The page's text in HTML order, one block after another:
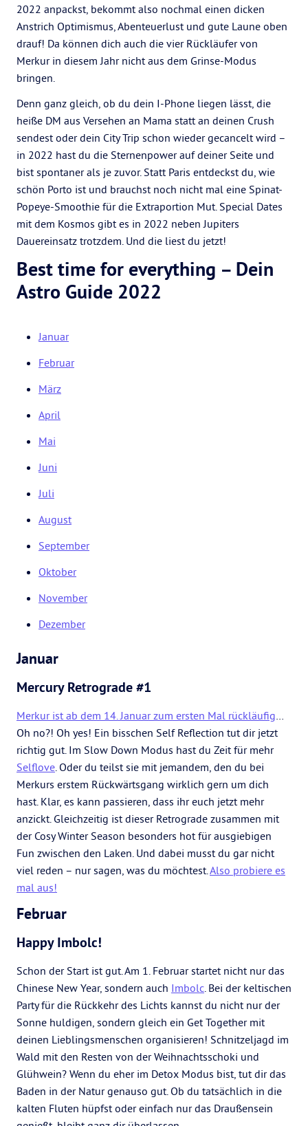
2022 anpackst, bekommt also nochmal einen dicken
Anstrich Optimismus, Abenteuerlust und gute Laune oben
drauf! Da können dich auch die vier Rückläufer von
Merkur in diesem Jahr nicht aus dem Grinse-Modus
bringen.
Denn ganz gleich, ob du dein I-Phone liegen lässt, die
heiße DM aus Versehen an Mama statt an deinen Crush
sendest oder dein City Trip schon wieder gecancelt wird –
in 2022 hast du die Sternenpower auf deiner Seite und
bist spontaner als je zuvor. Statt Paris entdeckst du, wie
schön Porto ist und brauchst noch nicht mal eine Spinat-
Popeye-Smoothie für die Extraportion Mut. Special Dates
mit dem Kosmos gibt es in 2022 neben Jupiters
Dauereinsatz trotzdem. Und die liest du jetzt!
Best time for everything – Dein
Astro Guide 2022
Januar
Februar
März
April
Mai
Juni
Juli
August
September
Oktober
November
Dezember
Januar
Mercury Retrograde #1
Merkur ist ab dem 14. Januar zum ersten Mal rückläufig…
Oh no?! Oh yes! Ein bisschen Self Reflection tut dir jetzt
richtig gut. Im Slow Down Modus hast du Zeit für mehr
Selflove. Oder du teilst sie mit jemandem, den du bei
Merkurs erstem Rückwärtsgang wirklich gern um dich
hast. Klar, es kann passieren, dass ihr euch jetzt mehr
anzickt. Gleichzeitig ist dieser Retrograde zusammen mit
der Cosy Winter Season besonders hot für ausgiebigen
Fun zwischen den Laken. Und dabei musst du gar nicht
viel reden – nur sagen, was du möchtest.Also probiere es
mal aus!
Februar
Happy Imbolc!
Schon der Start ist gut. Am 1. Februar startet nicht nur das
Chinese New Year, sondern auch Imbolc. Bei der keltischen
Party für die Rückkehr des Lichts kannst du nicht nur der
Sonne huldigen, sondern gleich ein Get Together mit
deinen Lieblingsmenschen organisieren! Schnitzeljagd im
Wald mit den Resten von der Weihnachtsschoki und
Glühwein? Wenn du eher im Detox Modus bist, tut dir das
Baden in der Natur genauso gut. Ob du tatsächlich in die
kalten Fluten hüpfst oder einfach nur das Draußensein